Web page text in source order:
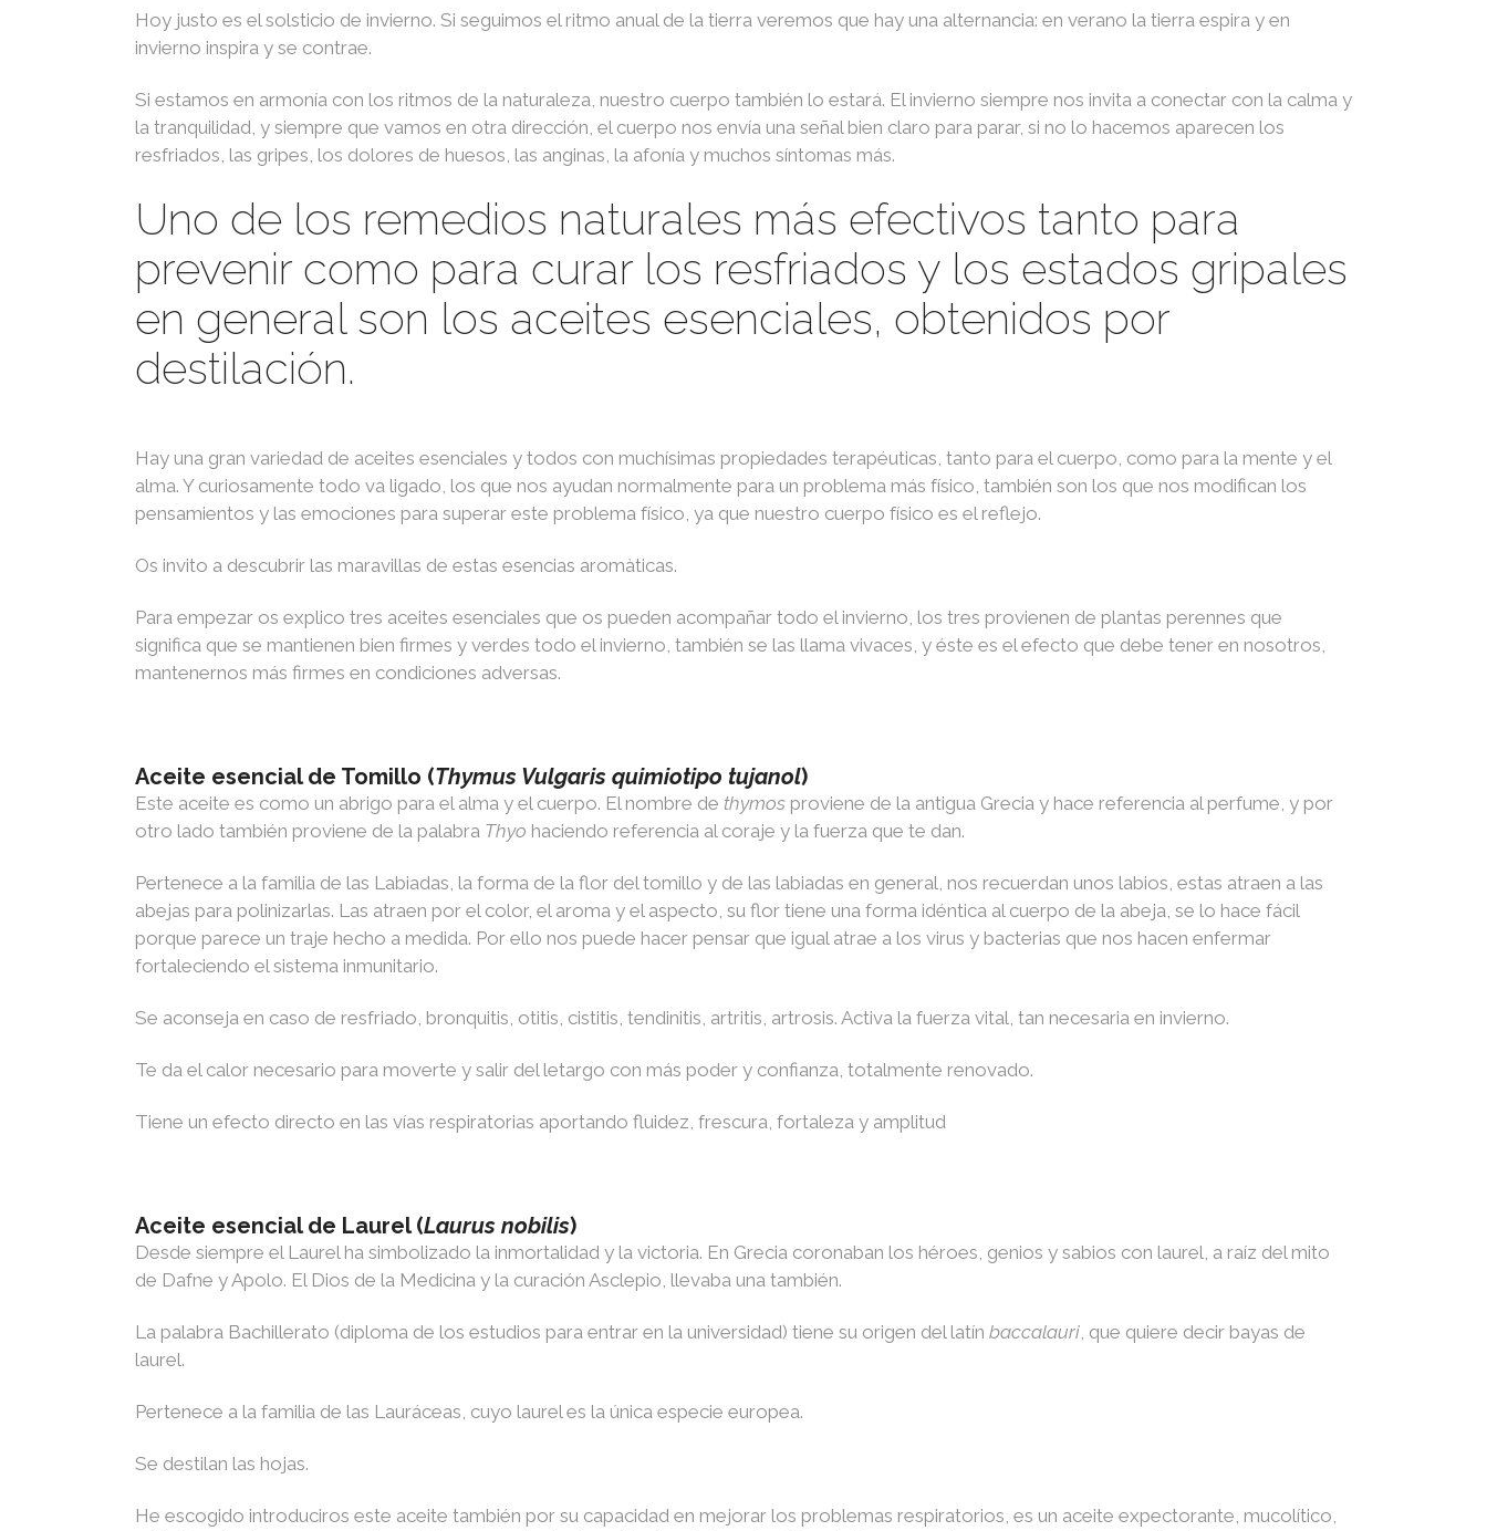
Hoy justo es el solsticio de invierno. Si seguimos el ritmo anual de la tierra veremos que hay una alternancia: en verano la tierra espira y en
invierno inspira y se contrae.
Si estamos en armonía con los ritmos de la naturaleza, nuestro cuerpo también lo estará. El invierno siempre nos invita a conectar con la calma y
la tranquilidad, y siempre que vamos en otra dirección, el cuerpo nos envía una señal bien claro para parar, si no lo hacemos aparecen los
resfriados, las gripes, los dolores de huesos, las anginas, la afonía y muchos síntomas más.
Uno de los remedios naturales más efectivos tanto para
prevenir como para curar los resfriados y los estados gripales
en general son los aceites esenciales, obtenidos por
destilación.
Hay una gran variedad de aceites esenciales y todos con muchísimas propiedades terapéuticas, tanto para el cuerpo, como para la mente y el
alma. Y curiosamente todo va ligado, los que nos ayudan normalmente para un problema más físico, también son los que nos modifican los
pensamientos y las emociones para superar este problema físico, ya que nuestro cuerpo físico es el reflejo.
Os invito a descubrir las maravillas de estas esencias aromàticas.
Para empezar os explico tres aceites esenciales que os pueden acompañar todo el invierno, los tres provienen de plantas perennes que
significa que se mantienen bien firmes y verdes todo el invierno, también se las llama vivaces, y éste es el efecto que debe tener en nosotros,
mantenernos más firmes en condiciones adversas.
Aceite esencial de Tomillo (Thymus Vulgaris quimiotipo tujanol)
Este aceite es como un abrigo para el alma y el cuerpo. El nombre de thymos proviene de la antigua Grecia y hace referencia al perfume, y por
otro lado también proviene de la palabra Thyo haciendo referencia al coraje y la fuerza que te dan.
Pertenece a la familia de las Labiadas, la forma de la flor del tomillo y de las labiadas en general, nos recuerdan unos labios, estas atraen a las
abejas para polinizarlas. Las atraen por el color, el aroma y el aspecto, su flor tiene una forma idéntica al cuerpo de la abeja, se lo hace fácil
porque parece un traje hecho a medida. Por ello nos puede hacer pensar que igual atrae a los virus y bacterias que nos hacen enfermar
fortaleciendo el sistema inmunitario.
Se aconseja en caso de resfriado, bronquitis, otitis, cistitis, tendinitis, artritis, artrosis. Activa la fuerza vital, tan necesaria en invierno.
Te da el calor necesario para moverte y salir del letargo con más poder y confianza, totalmente renovado.
Tiene un efecto directo en las vías respiratorias aportando fluidez, frescura, fortaleza y amplitud
Aceite esencial de Laurel (Laurus nobilis)
Desde siempre el Laurel ha simbolizado la inmortalidad y la victoria. En Grecia coronaban los héroes, genios y sabios con laurel, a raíz del mito
de Dafne y Apolo. El Dios de la Medicina y la curación Asclepio, llevaba una también.
La palabra Bachillerato (diploma de los estudios para entrar en la universidad) tiene su origen del latín baccalauri, que quiere decir bayas de
laurel.
Pertenece a la familia de las Lauráceas, cuyo laurel es la única especie europea.
Se destilan las hojas.
He escogido introduciros este aceite también por su capacidad en mejorar los problemas respiratorios, es un aceite expectorante, mucolítico,